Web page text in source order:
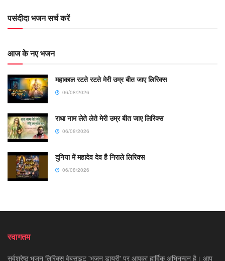
पसंदीदा भजन सर्च करें
आज के नए भजन
महाकाल रटते रटते मेरी उम्र बीत जाए लिरिक्स
06/08/2026
राधा नाम लेते लेते मेरी उम्र बीत जाए लिरिक्स
06/08/2026
दुनिया में महादेव देव है निराले लिरिक्स
06/08/2026
स्वागतम
सर्वश्रेष्ठ भजन लिरिक्स वेबसाइट 'भजन डायरी' पर आपका हार्दिक अभिनन्दन है। आप